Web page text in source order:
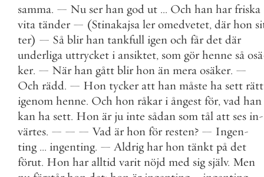
samma. — Nu ser han god ut ... Och han har friska
vita tänder — (Stinakajsa ler omedvetet, där hon
ter) — Så blir han tankfull igen och får det där
underliga uttrycket i ansiktet, som gör henne så osä
ker. — När han gått blir hon än mera osäker. —
Och rädd. — Hon tycker att han måste ha sett rätt
igenom henne. Och hon råkar i ångest för, vad han
kan ha sett. Hon är ju inte sådan som tål att ses in-
värtes. — — — Vad är hon för resten? — Ingen-
ting ... ingenting. — Aldrig har hon tänkt på det
förut. Hon har alltid varit nöjd med sig själv. Men